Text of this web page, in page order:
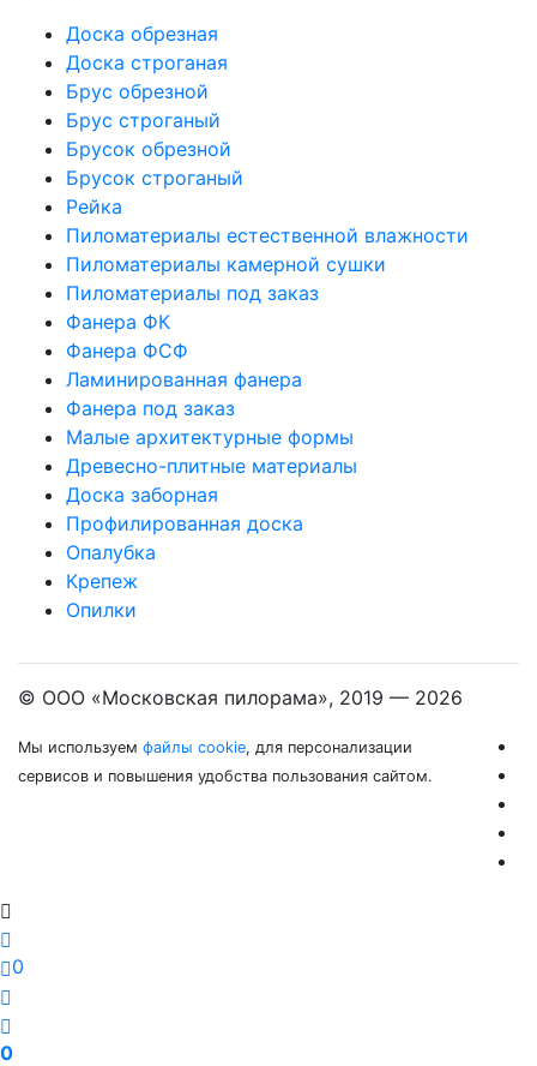
Доска обрезная
Доска строганая
Брус обрезной
Брус строганый
Брусок обрезной
Брусок строганый
Рейка
Пиломатериалы естественной влажности
Пиломатериалы камерной сушки
Пиломатериалы под заказ
Фанера ФК
Фанера ФСФ
Ламинированная фанера
Фанера под заказ
Малые архитектурные формы
Древесно-плитные материалы
Доска заборная
Профилированная доска
Опалубка
Крепеж
Опилки
© ООО «Московская пилорама», 2019 — 2026
Мы используем файлы cookie, для персонализации
сервисов и повышения удобства пользования сайтом.
0
0